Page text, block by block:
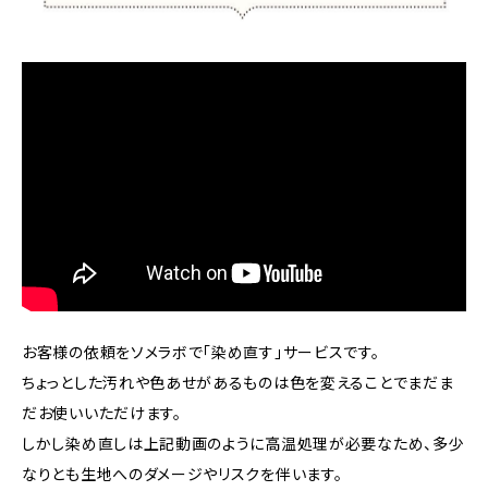
お客様の依頼をソメラボで「染め直す」サービスです。
ちょっとした汚れや色あせがあるものは色を変えることでまだま
だお使いいただけます。
しかし染め直しは上記動画のように高温処理が必要なため、多少
なりとも生地へのダメージやリスクを伴います。